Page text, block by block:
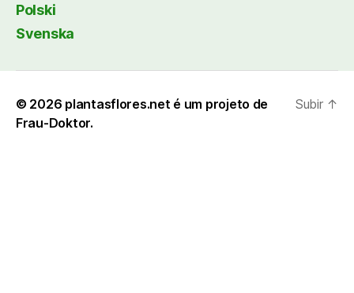
Polski
Svenska
© 2026 plantasflores.net é um projeto de
Frau-Doktor.
Subir ↑